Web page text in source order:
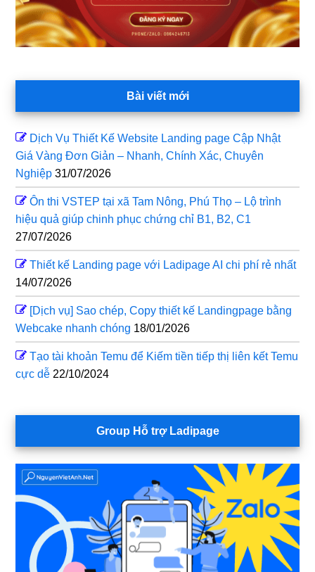
Bài viết mới
Dịch Vụ Thiết Kế Website Landing page Cập Nhật
Giá Vàng Đơn Giản – Nhanh, Chính Xác, Chuyên
Nghiệp 31/07/2026
Ôn thi VSTEP tại xã Tam Nông, Phú Thọ – Lộ trình
hiệu quả giúp chinh phục chứng chỉ B1, B2, C1
27/07/2026
Thiết kế Landing page với Ladipage AI chi phí rẻ nhất
14/07/2026
[Dịch vụ] Sao chép, Copy thiết kế Landingpage bằng
Webcake nhanh chóng 18/01/2026
Tạo tài khoản Temu để Kiếm tiền tiếp thị liên kết Temu
cực dễ 22/10/2024
Group Hỗ trợ Ladipage